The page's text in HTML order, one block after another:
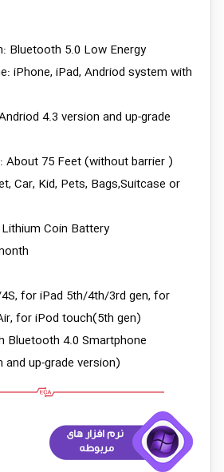
Bluetooth 5.0 Low Energy
iPhone, iPad, Andriod system with
4.3 version and up-grade
About 75 Feet (without barrier )
Car, Kid, Pets, Bags,Suitcase or
Coin Battery
for iPad 5th/4th/3rd gen, for
for iPod touch(5th gen)
Bluetooth 4.0 Smartphone
up-grade version)